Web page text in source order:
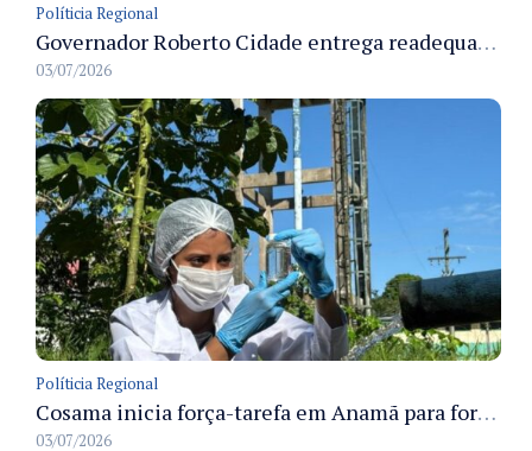
Políticia Regional
Governador Roberto Cidade entrega readequação do ambulatório da FCecon e amplia capacidade de atendimento oncológico em Manaus
03/07/2026
Políticia Regional
Cosama inicia força-tarefa em Anamã para fortalecer abastecimento de água e segurança hídrica da população
03/07/2026